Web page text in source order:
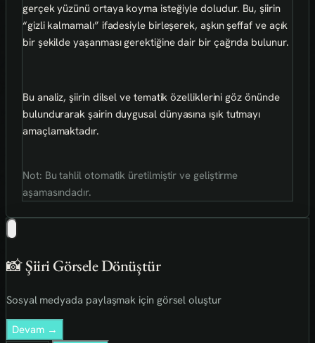
gerçek yüzünü ortaya koyma isteğiyle doludur. Bu, şiirin
“gizli kalmamalı” ifadesiyle birleşerek, aşkın şeffaf ve açık
bir şekilde yaşanması gerektiğine dair bir çağrıda bulunur.
Bu analiz, şiirin dilsel ve tematik özelliklerini göz önünde
bulundurarak şairin duygusal dünyasına ışık tutmayı
amaçlamaktadır.
Not: Bu tahlil otomatik üretilmiştir ve geliştirme
aşamasındadır.
📸 Şiiri Görsele Dönüştür
Sosyal medyada paylaşmak için görsel oluştur
Devam →